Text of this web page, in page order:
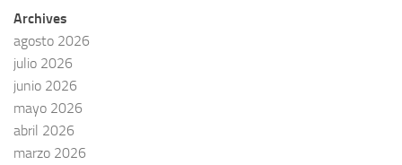
Archives
agosto 2026
julio 2026
junio 2026
mayo 2026
abril 2026
marzo 2026